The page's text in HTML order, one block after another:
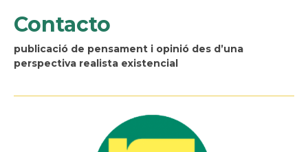
Contacto
publicació de pensament i opinió des d’una
perspectiva realista existencial